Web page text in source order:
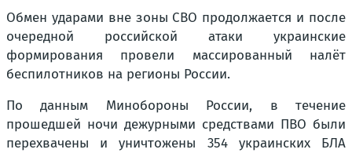
Обмен ударами вне зоны СВО продолжается и после
очередной российской атаки украинские
формирования провели массированный налёт
беспилотников на регионы России.
По данным Минобороны России, в течение
прошедшей ночи дежурными средствами ПВО были
перехвачены и уничтожены 354 украинских БЛА